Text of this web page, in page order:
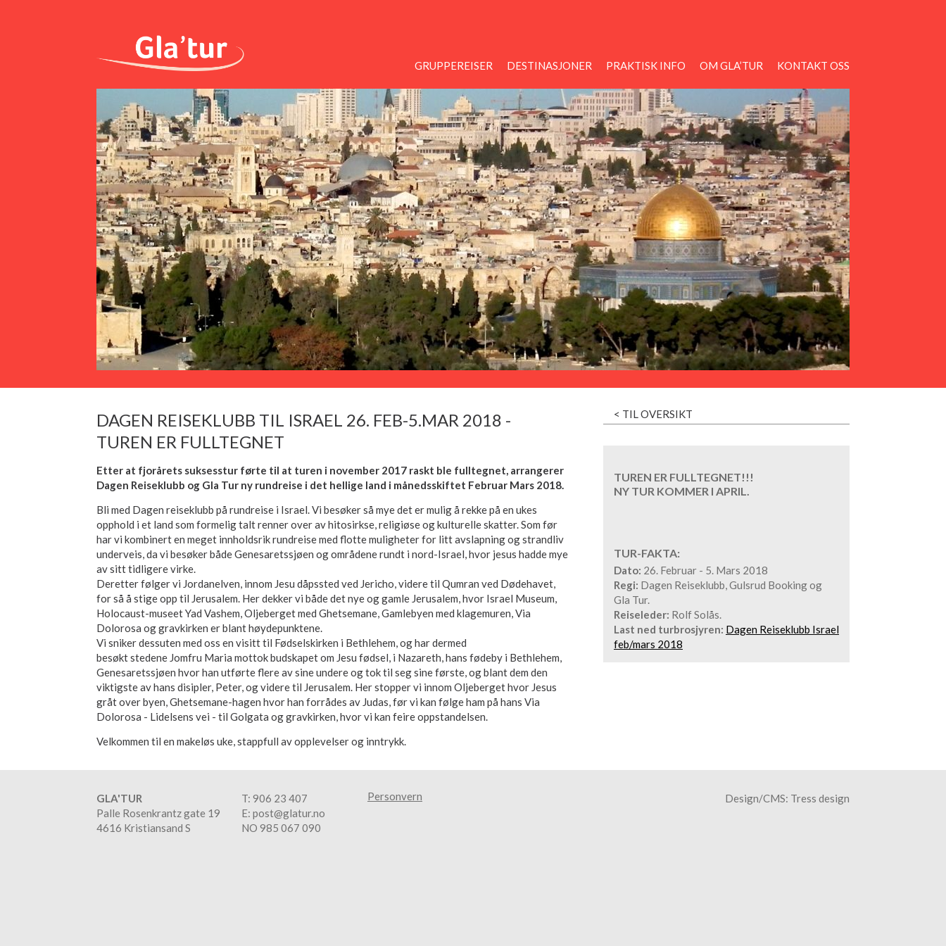
GRUPPEREISER DESTINASJONER PRAKTISK INFO OM GLA’TUR KONTAKT OSS
DAGEN REISEKLUBB TIL ISRAEL 26. FEB-5.MAR 2018 -
TUREN ER FULLTEGNET
Etter at fjorårets suksesstur førte til at turen i november 2017 raskt ble fulltegnet, arrangerer
Dagen Reiseklubb og Gla Tur ny rundreise i det hellige land i månedsskiftet Februar Mars 2018.
Bli med Dagen reiseklubb på rundreise i Israel. Vi besøker så mye det er mulig å rekke på en ukes
opphold i et land som formelig talt renner over av hitosirkse, religiøse og kulturelle skatter. Som før
har vi kombinert en meget innholdsrik rundreise med flotte muligheter for litt avslapning og strandliv
underveis, da vi besøker både Genesaretssjøen og områdene rundt i nord-Israel, hvor jesus hadde mye
av sitt tidligere virke.
Deretter følger vi Jordanelven, innom Jesu dåpssted ved Jericho, videre til Qumran ved Dødehavet,
for så å stige opp til Jerusalem. Her dekker vi både det nye og gamle Jerusalem, hvor Israel Museum,
Holocaust-museet Yad Vashem, Oljeberget med Ghetsemane, Gamlebyen med klagemuren, Via
Dolorosa og gravkirken er blant høydepunktene.
Vi sniker dessuten med oss en visitt til Fødselskirken i Bethlehem, og har dermed
besøkt stedene Jomfru Maria mottok budskapet om Jesu fødsel, i Nazareth, hans fødeby i Bethlehem,
Genesaretssjøen hvor han utførte flere av sine undere og tok til seg sine første, og blant dem den
viktigste av hans disipler, Peter, og videre til Jerusalem. Her stopper vi innom Oljeberget hvor Jesus
gråt over byen, Ghetsemane-hagen hvor han forrådes av Judas, før vi kan følge ham på hans Via
Dolorosa - Lidelsens vei - til Golgata og gravkirken, hvor vi kan feire oppstandelsen.
Velkommen til en makeløs uke, stappfull av opplevelser og inntrykk.
< TIL OVERSIKT
TUREN ER FULLTEGNET!!!
NY TUR KOMMER I APRIL.
TUR-FAKTA:
Dato: 26. Februar - 5. Mars 2018
Regi: Dagen Reiseklubb, Gulsrud Booking og
Gla Tur.
Reiseleder: Rolf Solås.
Last ned turbrosjyren: Dagen Reiseklubb Israel
feb/mars 2018
GLA'TUR
Palle Rosenkrantz gate 19
4616 Kristiansand S
T: 906 23 407
E: post@glatur.no
​NO 985 067 090
Personvern Design/CMS: Tress design